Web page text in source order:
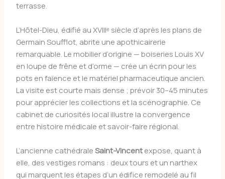
terrasse.
L’Hôtel-Dieu, édifié au XVIIIᵉ siècle d’après les plans de
Germain Soufflot, abrite une apothicairerie
remarquable. Le mobilier d’origine — boiseries Louis XV
en loupe de frêne et d’orme — crée un écrin pour les
pots en faïence et le matériel pharmaceutique ancien.
La visite est courte mais dense ; prévoir 30–45 minutes
pour apprécier les collections et la scénographie. Ce
cabinet de curiosités local illustre la convergence
entre histoire médicale et savoir-faire régional.
L’ancienne cathédraleSaint-Vincentexpose, quant à
elle, des vestiges romans : deux tours et un narthex
qui marquent les étapes d’un édifice remodelé au fil